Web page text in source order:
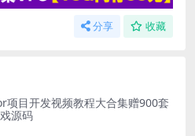
分享 收藏
项目开发视频教程大合集赠900套
源码